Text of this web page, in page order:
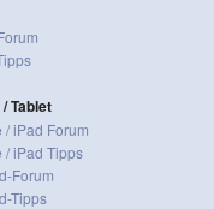
Tablet
/ iPad Forum
/ iPad Tipps
Forum
Tipps